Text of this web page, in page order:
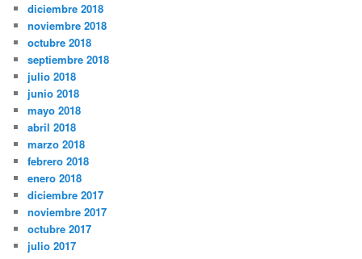
diciembre 2018
noviembre 2018
octubre 2018
septiembre 2018
julio 2018
junio 2018
mayo 2018
abril 2018
marzo 2018
febrero 2018
enero 2018
diciembre 2017
noviembre 2017
octubre 2017
julio 2017